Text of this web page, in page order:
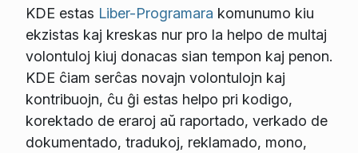
KDE estas Liber-Programara komunumo kiu
ekzistas kaj kreskas nur pro la helpo de multaj
volontuloj kiuj donacas sian tempon kaj penon.
KDE ĉiam serĉas novajn volontulojn kaj
kontribuojn, ĉu ĝi estas helpo pri kodigo,
korektado de eraroj aŭ raportado, verkado de
dokumentado, tradukoj, reklamado, mono,